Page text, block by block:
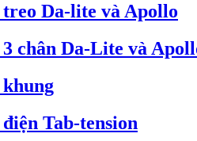
Da-lite và Apollo
chân Da-Lite và
Tab-tension